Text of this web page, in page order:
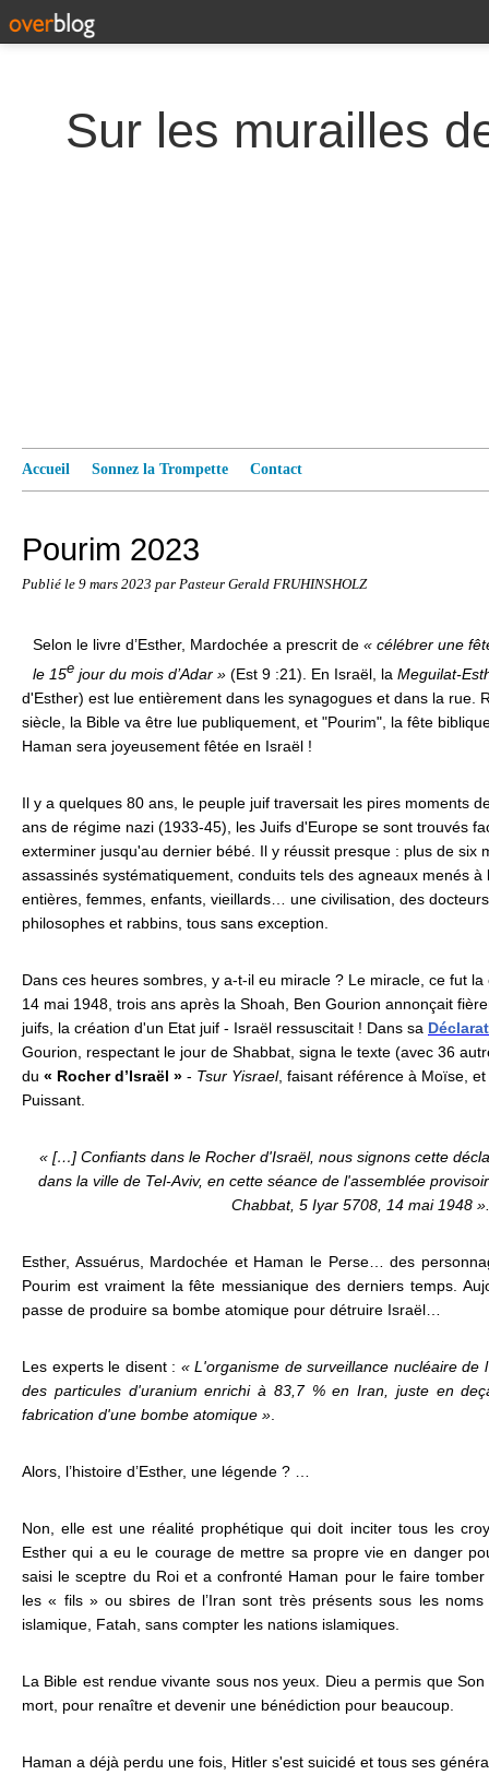
Accueil Sonnez la Trompette Contact
Pourim 2023
Publié le 9 mars 2023 par Pasteur Gerald FRUHINSHOLZ
Selon le livre d’Esther, Mardochée a prescrit de « célébrer une
le 15e jour du mois d’Adar » (Est 9 :21). En Israël, la Meguilat-
d'Esther) est lue entièrement dans les synagogues et dans la rue.
siècle, la Bible va être lue publiquement, et "Pourim", la fête
Haman sera joyeusement fêtée en Israël !
Il y a quelques 80 ans, le peuple juif traversait les pires moments
ans de régime nazi (1933-45), les Juifs d'Europe se sont trouvés
exterminer jusqu'au dernier bébé. Il y réussit presque : plus de six
assassinés systématiquement, conduits tels des agneaux menés
entières, femmes, enfants, vieillards… une civilisation, des
philosophes et rabbins, tous sans exception.
Dans ces heures sombres, y a-t-il eu miracle ? Le miracle, ce fut
14 mai 1948, trois ans après la Shoah, Ben Gourion annonçait
juifs, la création d'un Etat juif - Israël ressuscitait ! Dans sa
Gourion, respectant le jour de Shabbat, signa le texte (avec 36
du « Rocher d’Israël » - Tsur Yisrael, faisant référence à Moïse,
Puissant.
« […] Confiants dans le Rocher d'Israël, nous signons cette
dans la ville de Tel-Aviv, en cette séance de l'assemblée
Chabbat, 5 Iyar 5708, 14 mai 1948 ».
Esther, Assuérus, Mardochée et Haman le Perse… des
Pourim est vraiment la fête messianique des derniers temps.
passe de produire sa bombe atomique pour détruire Israël…
Les experts le disent : « L'organisme de surveillance nucléaire de
des particules d'uranium enrichi à 83,7 % en Iran, juste en
fabrication d'une bombe atomique »
Alors, l’histoire d’Esther, une légende ? …
Non, elle est une réalité prophétique qui doit inciter tous les
Esther qui a eu le courage de mettre sa propre vie en danger
saisi le sceptre du Roi et a confronté Haman pour le faire tomber
les « fils » ou sbires de l’Iran sont très présents sous les noms
islamique, Fatah, sans compter les nations islamiques.
La Bible est rendue vivante sous nos yeux. Dieu a permis que
mort, pour renaître et devenir une bénédiction pour beaucoup.
Haman a déjà perdu une fois, Hitler s'est suicidé et tous ses